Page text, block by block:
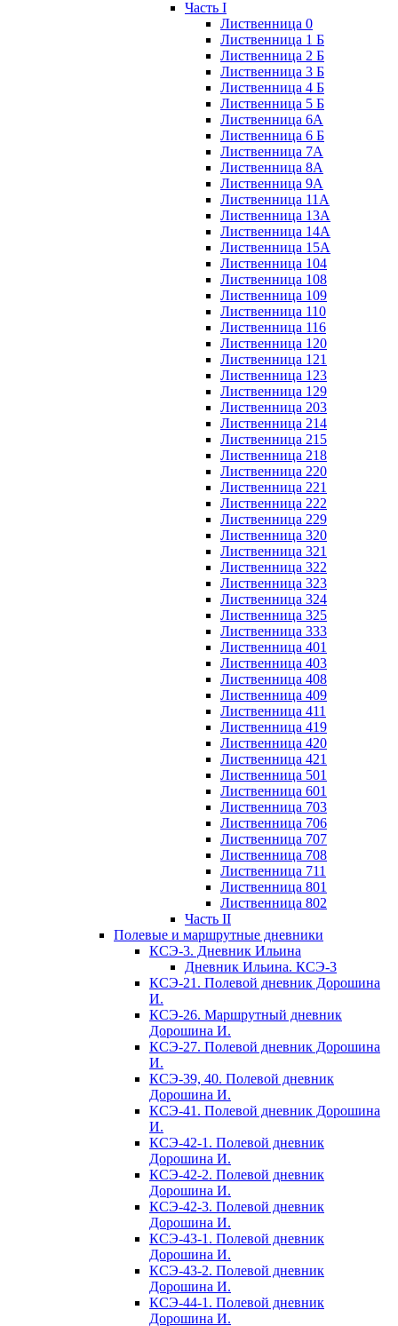
Часть I
Лиственница 0
Лиственница 1 Б
Лиственница 2 Б
Лиственница 3 Б
Лиственница 4 Б
Лиственница 5 Б
Лиственница 6А
Лиственница 6 Б
Лиственница 7А
Лиственница 8А
Лиственница 9А
Лиственница 11А
Лиственница 13А
Лиственница 14А
Лиственница 15А
Лиственница 104
Лиственница 108
Лиственница 109
Лиственница 110
Лиственница 116
Лиственница 120
Лиственница 121
Лиственница 123
Лиственница 129
Лиственница 203
Лиственница 214
Лиственница 215
Лиственница 218
Лиственница 220
Лиственница 221
Лиственница 222
Лиственница 229
Лиственница 320
Лиственница 321
Лиственница 322
Лиственница 323
Лиственница 324
Лиственница 325
Лиственница 333
Лиственница 401
Лиственница 403
Лиственница 408
Лиственница 409
Лиственница 411
Лиственница 419
Лиственница 420
Лиственница 421
Лиственница 501
Лиственница 601
Лиственница 703
Лиственница 706
Лиственница 707
Лиственница 708
Лиственница 711
Лиственница 801
Лиственница 802
Часть II
Полевые и маршрутные дневники
КСЭ-3. Дневник Ильина
Дневник Ильина. КСЭ-3
КСЭ-21. Полевой дневник Дорошина
И.
КСЭ-26. Маршрутный дневник
Дорошина И.
КСЭ-27. Полевой дневник Дорошина
И.
КСЭ-39, 40. Полевой дневник
Дорошина И.
КСЭ-41. Полевой дневник Дорошина
И.
КСЭ-42-1. Полевой дневник
Дорошина И.
КСЭ-42-2. Полевой дневник
Дорошина И.
КСЭ-42-3. Полевой дневник
Дорошина И.
КСЭ-43-1. Полевой дневник
Дорошина И.
КСЭ-43-2. Полевой дневник
Дорошина И.
КСЭ-44-1. Полевой дневник
Дорошина И.